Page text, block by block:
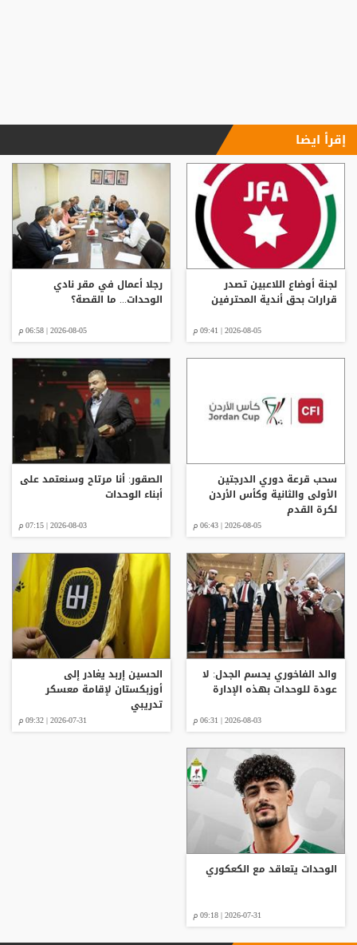
إقرأ ايضا
لجنة أوضاع اللاعبين تصدر
قرارات بحق أندية المحترفين
2026-08-05 | 09:41 م
رجلا أعمال في مقر نادي
الوحدات... ما القصة؟
2026-08-05 | 06:58 م
سحب قرعة دوري الدرجتين
الأولى والثانية وكأس الأردن
لكرة القدم
2026-08-05 | 06:43 م
الصقور: أنا مرتاح وسنعتمد على
أبناء الوحدات
2026-08-03 | 07:15 م
والد الفاخوري يحسم الجدل: لا
عودة للوحدات بهذه الإدارة
2026-08-03 | 06:31 م
الحسين إربد يغادر إلى
أوزبكستان لإقامة معسكر
تدريبي
2026-07-31 | 09:32 م
الوحدات يتعاقد مع الكعكوري
2026-07-31 | 09:18 م